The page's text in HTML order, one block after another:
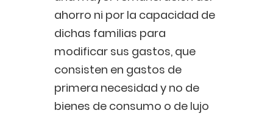
ahorro ni por la capacidad de
dichas familias para
modificar sus gastos, que
consisten en gastos de
primera necesidad y no de
bienes de consumo o de lujo